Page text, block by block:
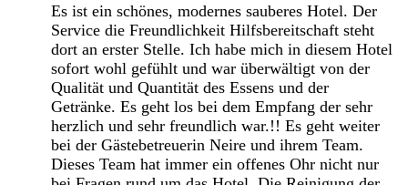
Es ist ein schönes, modernes sauberes Hotel. Der
Service die Freundlichkeit Hilfsbereitschaft steht
dort an erster Stelle. Ich habe mich in diesem Hotel
sofort wohl gefühlt und war überwältigt von der
Qualität und Quantität des Essens und der
Getränke. Es geht los bei dem Empfang der sehr
herzlich und sehr freundlich war.!! Es geht weiter
bei der Gästebetreuerin Neire und ihrem Team.
Dieses Team hat immer ein offenes Ohr nicht nur